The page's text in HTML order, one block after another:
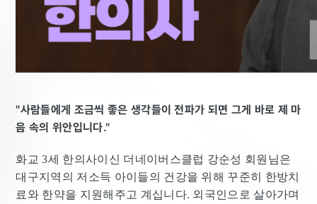
"사람들에게 조금씩 좋은 생각들이 전파가 되면 그게 바로 제 마
음 속의 위안입니다."
화교 3세 한의사이신 더네이버스클럽 강순성 회원님은
대구지역의 저소득 아이들의 건강을 위해 꾸준히 한방치
료와 한약을 지원해주고 계십니다. 외국인으로 살아가며